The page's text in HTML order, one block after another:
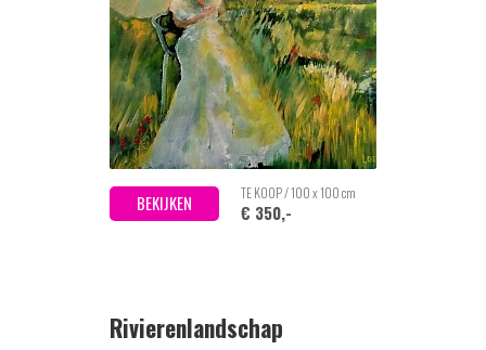
BEKIJKEN TE KOOP / 100 x 100 cm
€ 350,-
Rivierenlandschap